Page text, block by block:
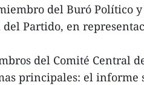
del Buró Político
del Partido, en
del Comité Central
principales: el